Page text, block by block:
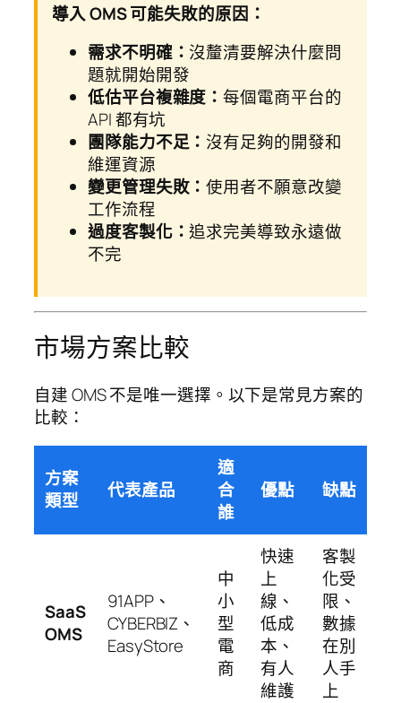
導入 OMS 可能失敗的原因：
需求不明確： 沒釐清要解決什麼問
題就開始開發
低估平台複雜度：每個電商平台的
API 都有坑
團隊能力不足： 沒有足夠的開發和
維運資源
變更管理失敗：使用者不願意改變
工作流程
過度客製化：追求完美導致永遠做
不完
市場方案比較
自建 OMS 不是唯一選擇。以下是常見方案的
比較：
方案
類型
代表產品
適
合
誰
優點 缺點
SaaS
OMS
91APP、
CYBERBIZ、
EasyStore
中
小
型
電
商
快速
上
線、
低成
本、
有人
維護
客製
化受
限、
數據
在別
人手
上